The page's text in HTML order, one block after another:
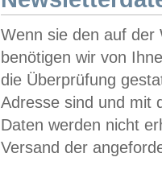
Wenn sie den auf der
benötigen wir von
die Überprüfung
Adresse sind und mit
Daten werden nicht
Versand der